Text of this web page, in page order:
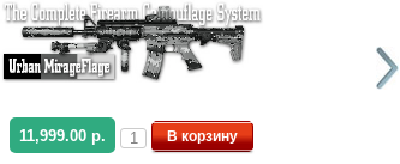
11,999.00 р. В корзину